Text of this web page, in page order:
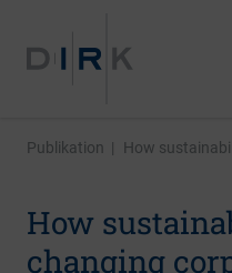
Publikation | How
How
changing